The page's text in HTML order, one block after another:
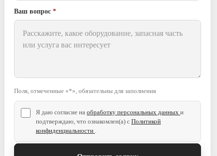
Ваш вопрос *
Поля, отмеченные «*», обязательны для заполнения
Я даю согласие на обработку персональных данных и
подтверждаю, что ознакомлен(а) с Политикой
конфиденциальности .